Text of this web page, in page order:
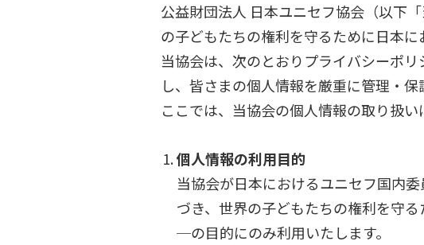
公益財団法人 日本ユニセフ協会（以下
の子どもたちの権利を守るために日本
当協会は、次のとおりプライバシーポ
し、皆さまの個人情報を厳重に管理・
ここでは、当協会の個人情報の取り扱い
個人情報の利用目的
当協会が日本におけるユニセフ国内
づき、世界の子どもたちの権利を守
─の目的にのみ利用いたします。